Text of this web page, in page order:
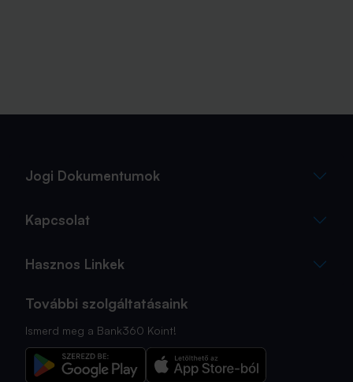
Jogi Dokumentumok
Kapcsolat
Hasznos Linkek
További szolgáltatásaink
Ismerd meg a Bank360 Koint!